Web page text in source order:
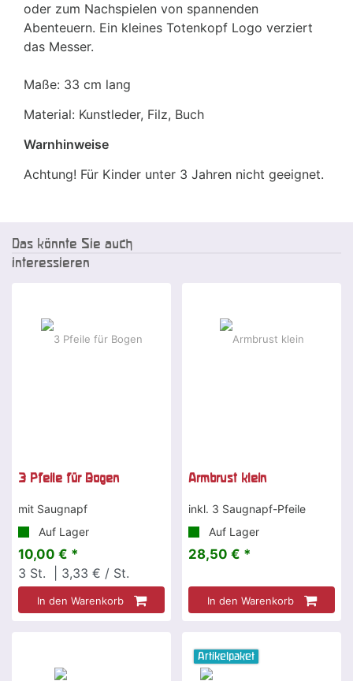
oder zum Nachspielen von spannenden
Abenteuern. Ein kleines Totenkopf Logo verziert
das Messer.
Maße: 33 cm lang
Material: Kunstleder, Filz, Buch
Warnhinweise
Achtung! Für Kinder unter 3 Jahren nicht geeignet.
Das könnte Sie auch
interessieren
3 Pfeile für Bogen
mit Saugnapf
Auf Lager
10,00 € *
3 St. | 3,33 € / St.
In den Warenkorb
Armbrust klein
inkl. 3 Saugnapf-Pfeile
Auf Lager
28,50 € *
In den Warenkorb
Artikelpaket